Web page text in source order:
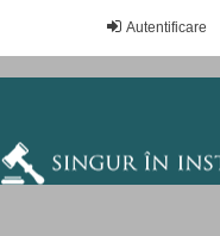
Autentificare